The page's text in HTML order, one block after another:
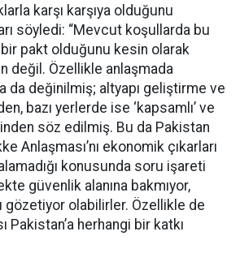
karşı karşıya olduğunu
söyledi: “Mevcut koşullarda bu
bir pakt olduğunu kesin olarak
değil. Özellikle anlaşmada
da değinilmiş; altyapı geliştirme ve
bazı yerlerde ise ‘kapsamlı’ ve
söz edilmiş. Bu da Pakistan
Anlaşması’nı ekonomik çıkarları
konusunda soru işareti
güvenlik alanına bakmıyor,
gözetiyor olabilirler. Özellikle de
Pakistan’a herhangi bir katkı